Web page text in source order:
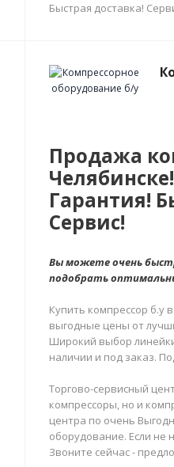
Быстрая доставка!
Продажа
Гарантия!
Сервис!
Вы можете очень
подобрать
Купить компрессор б.у
выгодные цены от
Широкий выбор
наличии и под заказ.
Торгово-сервисный
компрессоры, но и
центра по очень
оборудование. Если не
Звоните сейчас -